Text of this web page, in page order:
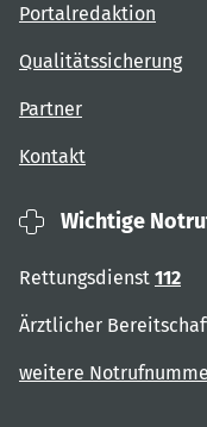
Portalredaktion
Qualitätssicherung
Partner
Kontakt
Wichtige
Rettungsdienst 112
Ärztlicher
weitere